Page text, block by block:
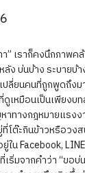
” เราก็คงนึกภาพค
ง บ่นบ้าง ระบายบ้
ลี่ยนคนที่ถูกพูดถึงม
ดูเหมือนเป็นเพียง
ทางกฎหมายแรงง
โต๊ะกินข้าวหรือวง
ใน Facebook,
ริ่มจากคำว่า “ขอ